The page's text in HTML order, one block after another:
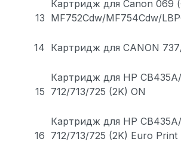
13
Картридж для Canon
MF752Cdw/MF754Cdw/
14 Картридж для CANON
15
Картридж для HP
712/713/725 (2K) ON
16
Картридж для HP
712/713/725 (2K) Euro Print